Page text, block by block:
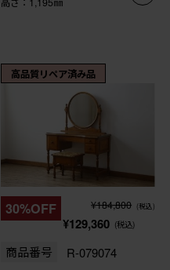
高品質リペア済み品
30%OFF ¥184,800 (税込)
¥129,360 (税込)
商品番号 R-079074